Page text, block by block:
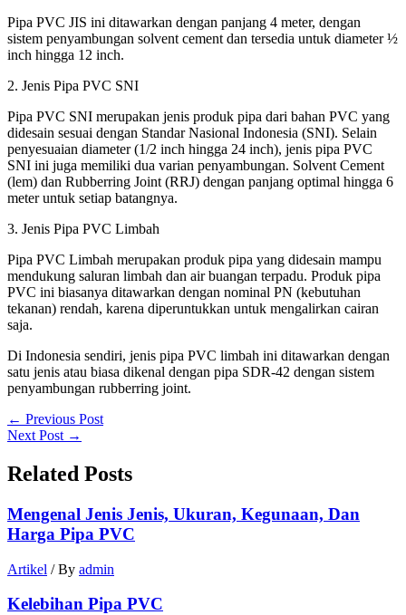
Pipa PVC JIS ini ditawarkan dengan panjang 4 meter, dengan
sistem penyambungan solvent cement dan tersedia untuk diameter ½
inch hingga 12 inch.
2. Jenis Pipa PVC SNI
Pipa PVC SNI merupakan jenis produk pipa dari bahan PVC yang
didesain sesuai dengan Standar Nasional Indonesia (SNI). Selain
penyesuaian diameter (1/2 inch hingga 24 inch), jenis pipa PVC
SNI ini juga memiliki dua varian penyambungan. Solvent Cement
(lem) dan Rubberring Joint (RRJ) dengan panjang optimal hingga 6
meter untuk setiap batangnya.
3. Jenis Pipa PVC Limbah
Pipa PVC Limbah merupakan produk pipa yang didesain mampu
mendukung saluran limbah dan air buangan terpadu. Produk pipa
PVC ini biasanya ditawarkan dengan nominal PN (kebutuhan
tekanan) rendah, karena diperuntukkan untuk mengalirkan cairan
saja.
Di Indonesia sendiri, jenis pipa PVC limbah ini ditawarkan dengan
satu jenis atau biasa dikenal dengan pipa SDR-42 dengan sistem
penyambungan rubberring joint.
← Previous Post
Next Post →
Related Posts
Mengenal Jenis Jenis, Ukuran, Kegunaan, Dan
Harga Pipa PVC
Artikel / By admin
Kelebihan Pipa PVC